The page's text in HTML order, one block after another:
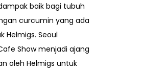
baik bagi tubuh
curcumin yang ada
Helmigs. Seoul
Show menjadi ajang
olehHelmigs untuk